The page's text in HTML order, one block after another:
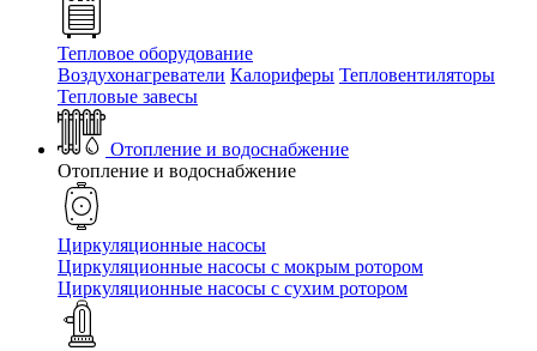
Тепловое оборудование
Воздухонагреватели Калориферы Тепловентиляторы
Тепловые завесы
Отопление и водоснабжение
Отопление и водоснабжение
Циркуляционные насосы
Циркуляционные насосы с мокрым ротором
Циркуляционные насосы с сухим ротором